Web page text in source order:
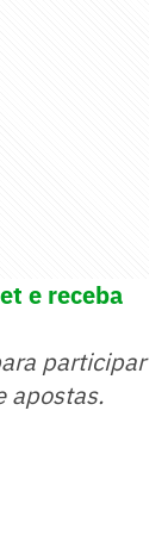
e receba
participar
apostas.